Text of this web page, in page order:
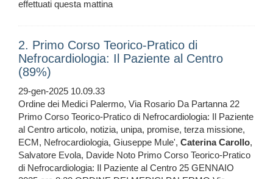
effettuati questa mattina
2. Primo Corso Teorico-Pratico di
Nefrocardiologia: Il Paziente al Centro
(89%)
29-gen-2025 10.09.33
Ordine dei Medici Palermo, Via Rosario Da Partanna 22
Primo Corso Teorico-Pratico di Nefrocardiologia: Il Paziente
al Centro articolo, notizia, unipa, promise, terza missione,
ECM, Nefrocardiologia, Giuseppe Mule', Caterina Carollo,
Salvatore Evola, Davide Noto Primo Corso Teorico-Pratico
di Nefrocardiologia: Il Paziente al Centro 25 GENNAIO